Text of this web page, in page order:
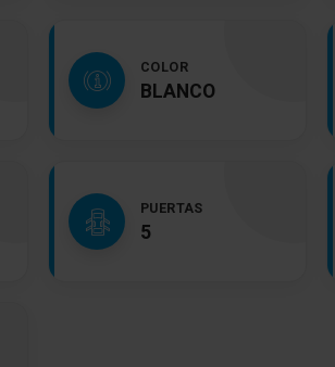
COLOR
BLANCO
PUERTAS
5